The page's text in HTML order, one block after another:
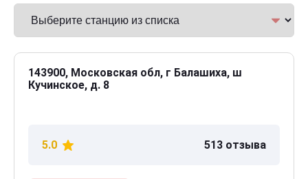
143900, Московская обл, г Балашиха, ш
Кучинское, д. 8
5.0 513 отзыва